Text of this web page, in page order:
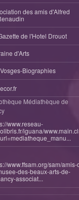
des amis d'Alfred
de l'Hotel Drouot
d'Arts
Biographies
Médiathèque de
www.reseau-
iguana/
www.ffsam.org/sam/amis-
des-beaux-arts-de-
associat...